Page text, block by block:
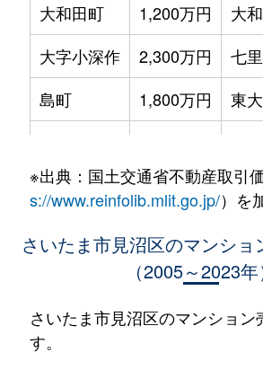
大和田町
1,200万円 大
大字小深作
2,300万円 七里
島町
1,800万円 東
大字蓮沼
1,600万円 大
1,200万円 東大
春野
1,200万円 東
春野
※出典：国土交通省不動産取引
s://www.reinfolib.mlit.go.jp/）を
さいたま市見沼区のマンショ
（2005～2023年
さいたま市見沼区のマンション
す。